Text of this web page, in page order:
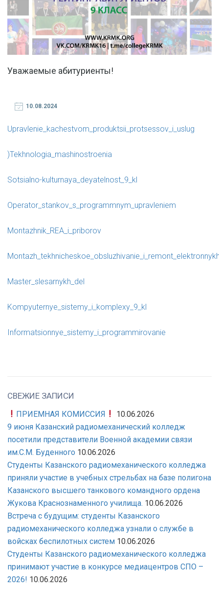
Уважаемые абитуриенты!
10.08.2024
Upravlenie_kachestvom_produktsii_protsessov_i_uslug
)Tekhnologia_mashinostroenia
Sotsialno-kulturnaya_deyatelnost_9_kl
Operator_stankov_s_programmnym_upravleniem
Montazhnik_REA_i_priborov
Master_slesarnykh_del
Kompyuternye_sistemy_i_komplexy_9_kl
Informatsionnye_sistemy_i_programmirovanie
СВЕЖИЕ ЗАПИСИ
ПРИЕМНАЯ КОМИССИЯ
10.06.2026
9 июня Казанский радиомеханический колледж
посетили представители Военной академии связи
им.С.М. Буденного 10.06.2026
Студенты Казанского радиомеханического колледжа
приняли участие в учебных стрельбах на базе полигона
Казанского высшего танкового командного ордена
Жукова Краснознаменного училища. 10.06.2026
Встреча с будущим: студенты Казанского
радиомеханического колледжа узнали о службе в
войсках беспилотных систем 10.06.2026
Студенты Казанского радиомеханического колледжа
принимают участие в конкурсе медиацентров СПО –
2026! 10.06.2026